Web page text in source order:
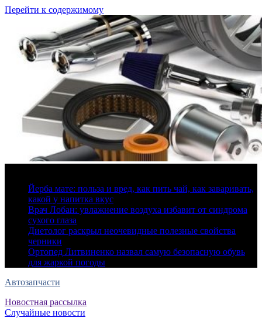
Перейти к содержимому
Йерба мате: польза и вред, как пить чай, как заваривать,
какой у напитка вкус
Врач Лобан: увлажнение воздуха избавит от синдрома
сухого глаза
Диетолог раскрыл неочевидные полезные свойства
черники
Ортопед Литвиненко назвал самую безопасную обувь
для жаркой погоды
Автозапчасти
Новостная рассылка
Случайные новости